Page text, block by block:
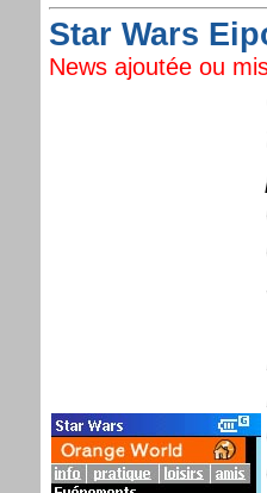
Star Wars
News ajoutée ou